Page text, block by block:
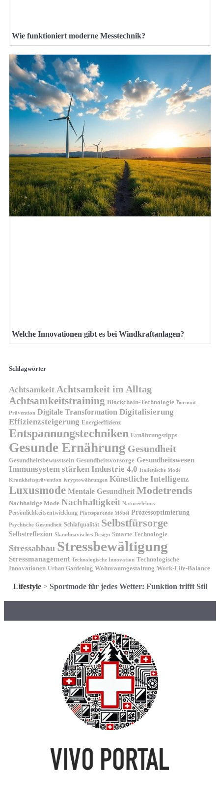
Wie funktioniert moderne Messtechnik?
Welche Innovationen gibt es bei Windkraftanlagen?
Schlagwörter
Achtsamkeit Achtsamkeit im Alltag
Achtsamkeitstraining Blockchain-Technologie Burnout-
Prävention Digitale Transformation Digitalisierung
Effizienzsteigerung Energieeffizienz
Entspannungstechniken Ernährungstipps
Gesunde Ernährung Gesundheit
Gesundheitsbewusstsein Gesundheitsvorsorge Gesundheitswesen
Immunsystem stärken Industrie 4.0 Italienische Mode
Krankheitsprävention Kryptowährungen Künstliche Intelligenz
Luxusmode Mentale Gesundheit Modetrends
Nachhaltige Mode Nachhaltigkeit Naturerlebnis
Persönlichkeitsentwicklung Platzsparende Möbel Prozessoptimierung
Psychische Gesundheit Schlafqualität Selbstfürsorge
Selbstreflexion Skandinavisches Design Smarte Technologie
Stressabbau Stressbewältigung
Stressmanagement Technologische Innovation Technologische
Innovationen Urban Gardening Wohnraumgestaltung Work-Life-Balance
Lifestyle> Sportmode für jedes Wetter: Funktion trifft Stil